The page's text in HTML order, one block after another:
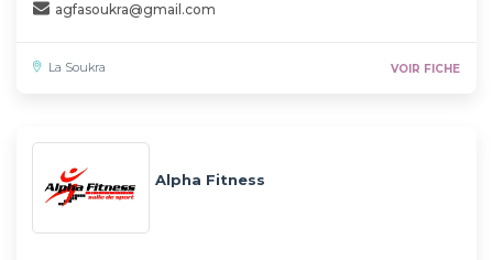
agfasoukra@gmail.com
La Soukra VOIR FICHE
Alpha Fitness